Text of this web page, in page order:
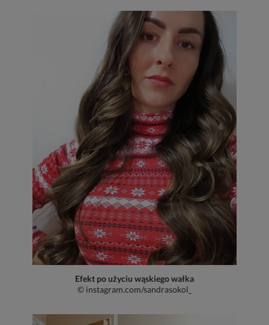
Efekt po użyciu wąskiego wałka
© instagram.com/sandrasokol_